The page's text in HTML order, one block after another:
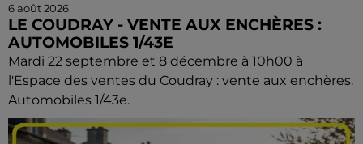
6 août 2026
LE COUDRAY - VENTE AUX ENCHÈRES :
AUTOMOBILES 1/43E
Mardi 22 septembre et 8 décembre à 10h00 à
l'Espace des ventes du Coudray : vente aux enchères.
Automobiles 1/43e.